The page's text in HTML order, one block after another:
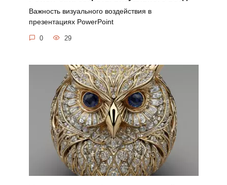
Важность визуального воздействия в
презентациях PowerPoint
0 29